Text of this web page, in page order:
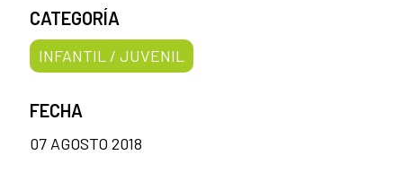
CATEGORÍA
INFANTIL / JUVENIL
FECHA
07 AGOSTO 2018